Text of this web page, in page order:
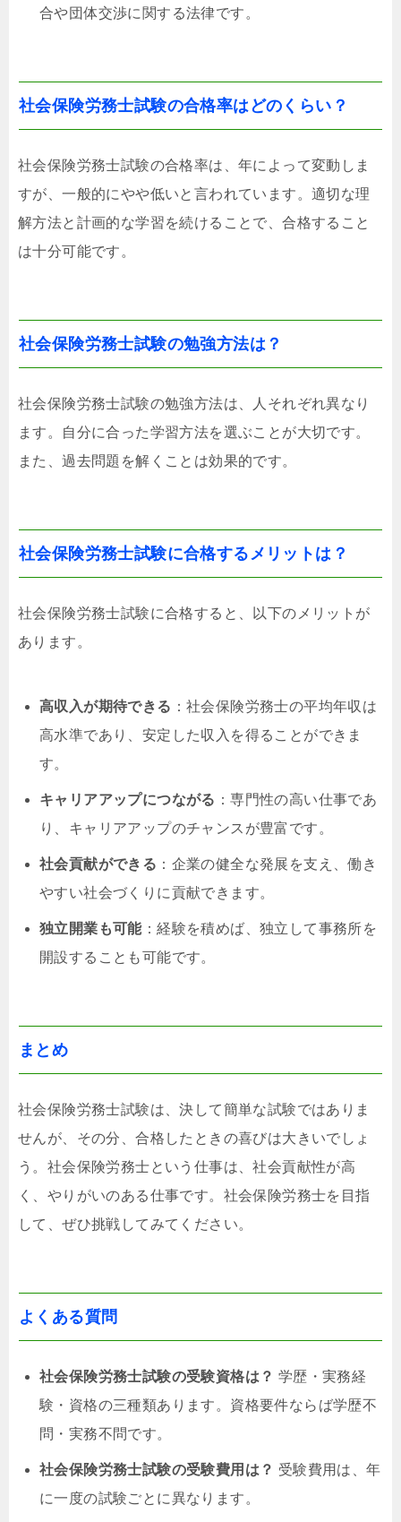
合や団体交渉に関する法律です。
社会保険労務士試験の合格率はどのくらい？
社会保険労務士試験の合格率は、年によって変動しま
すが、一般的にやや低いと言われています。適切な理
解方法と計画的な学習を続けることで、合格すること
は十分可能です。
社会保険労務士試験の勉強方法は？
社会保険労務士試験の勉強方法は、人それぞれ異なり
ます。自分に合った学習方法を選ぶことが大切です。
また、過去問題を解くことは効果的です。
社会保険労務士試験に合格するメリットは？
社会保険労務士試験に合格すると、以下のメリットが
あります。
高収入が期待できる ：社会保険労務士の平均年収は
高水準であり、安定した収入を得ることができま
す。
キャリアアップにつながる ：専門性の高い仕事であ
り、キャリアアップのチャンスが豊富です。
社会貢献ができる ：企業の健全な発展を支え、働き
やすい社会づくりに貢献できます。
独立開業も可能：経験を積めば、独立して事務所を
開設することも可能です。
まとめ
社会保険労務士試験は、決して簡単な試験ではありま
せんが、その分、合格したときの喜びは大きいでしょ
う。社会保険労務士という仕事は、社会貢献性が高
く、やりがいのある仕事です。社会保険労務士を目指
して、ぜひ挑戦してみてください。
よくある質問
社会保険労務士試験の受験資格は？ 学歴・実務経
験・資格の三種類あります。資格要件ならば学歴不
問・実務不問です。
社会保険労務士試験の受験費用は？ 受験費用は、年
に一度の試験ごとに異なります。